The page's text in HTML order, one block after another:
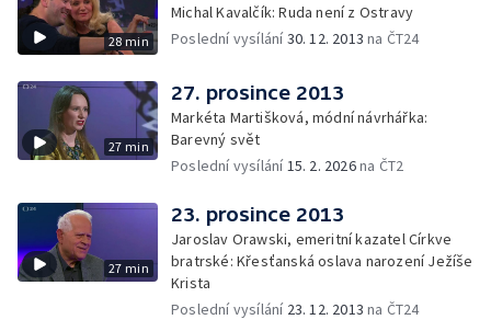
28 min
Michal Kavalčík: Ruda není z Ostravy
Poslední vysílání30. 12. 2013 na ČT24
27 min
27. prosince 2013
Markéta Martišková, módní návrhářka:
Barevný svět
Poslední vysílání15. 2. 2026na ČT2
27 min
23. prosince 2013
Jaroslav Orawski, emeritní kazatel Církve
bratrské: Křesťanská oslava narození Ježíše
Krista
Poslední vysílání 23. 12. 2013 na ČT24